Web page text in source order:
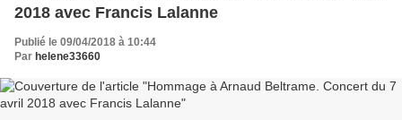
2018 avec Francis Lalanne
Publié le 09/04/2018 à 10:44
Par helene33660